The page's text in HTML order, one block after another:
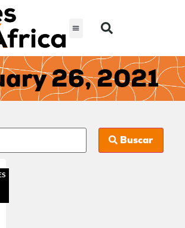
26, 2021
Buscar